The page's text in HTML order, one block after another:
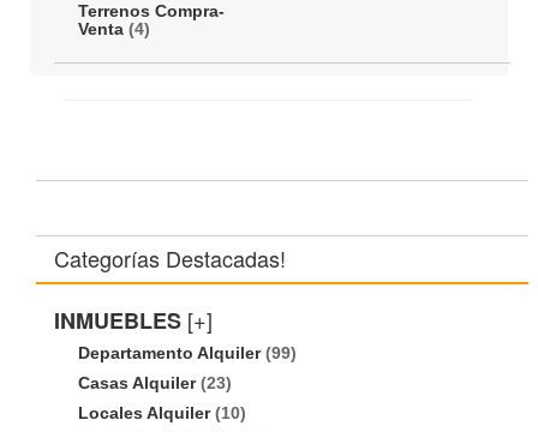
Terrenos Compra-
Venta (4)
Categorías Destacadas!
INMUEBLES [+]
Departamento Alquiler(99)
Casas Alquiler(23)
Locales Alquiler(10)